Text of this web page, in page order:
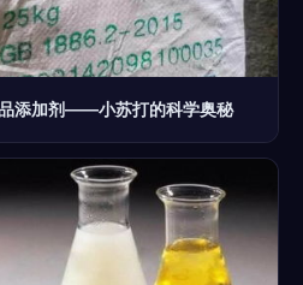
添加剂——小苏打的科学奥秘